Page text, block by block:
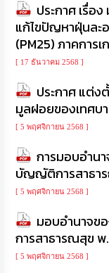
ประกาศ เรื่อ
แก้ไขปัญหาฝุ่นละ
(PM25) ภาคการเ
[ 17 ธันวาคม 2568 ]
ประกาศ แต่
มูลฝอยของเทศบ
[ 5 พฤศจิกายน 2568 ]
การมอบอำน
บัญญัติการสาธา
[ 5 พฤศจิกายน 2568 ]
มอบอำนาจข
การสาธารณสุข
[ 5 พฤศจิกายน 2568 ]